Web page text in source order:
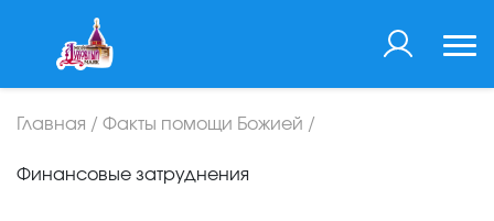
Главная / Факты помощи Божией /
Финансовые затруднения